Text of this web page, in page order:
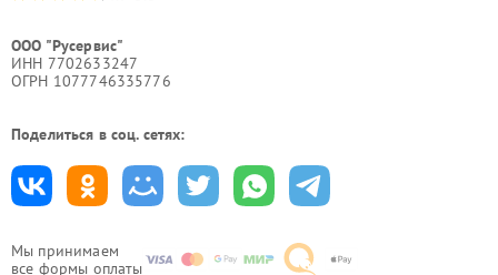
Мы принимаем
все формы оплаты
ООО "Русервис"
ИНН 7702633247
ОГРН 1077746335776
Поделиться в соц. сетях: